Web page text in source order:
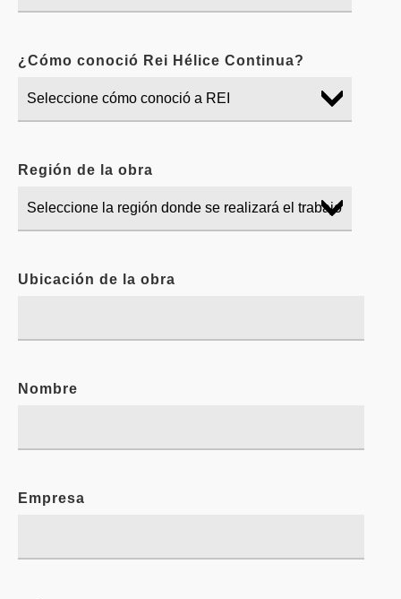
¿Cómo conoció Rei Hélice Continua?
Región de la obra
Ubicación de la obra
Nombre
Empresa